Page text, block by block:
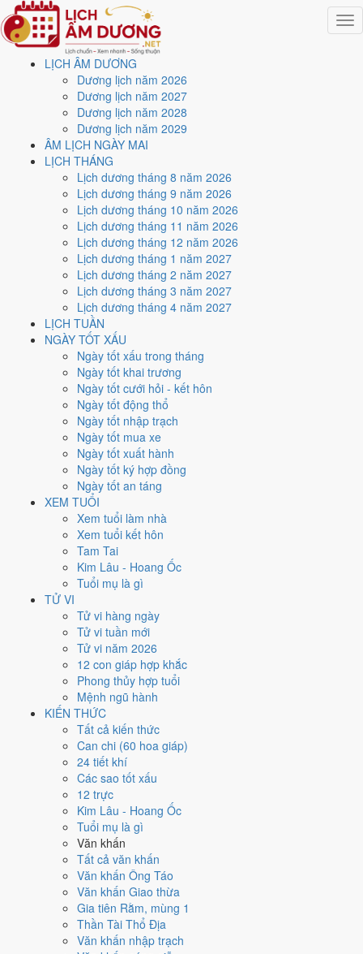
LỊCH ÂM DƯƠNG
Dương lịch năm 2026
Dương lịch năm 2027
Dương lịch năm 2028
Dương lịch năm 2029
ÂM LỊCH NGÀY MAI
LỊCH THÁNG
Lịch dương tháng 8 năm 2026
Lịch dương tháng 9 năm 2026
Lịch dương tháng 10 năm 2026
Lịch dương tháng 11 năm 2026
Lịch dương tháng 12 năm 2026
Lịch dương tháng 1 năm 2027
Lịch dương tháng 2 năm 2027
Lịch dương tháng 3 năm 2027
Lịch dương tháng 4 năm 2027
LỊCH TUẦN
NGÀY TỐT XẤU
Ngày tốt xấu trong tháng
Ngày tốt khai trương
Ngày tốt cưới hỏi - kết hôn
Ngày tốt động thổ
Ngày tốt nhập trạch
Ngày tốt mua xe
Ngày tốt xuất hành
Ngày tốt ký hợp đồng
Ngày tốt an táng
XEM TUỔI
Xem tuổi làm nhà
Xem tuổi kết hôn
Tam Tai
Kim Lâu - Hoang Ốc
Tuổi mụ là gì
TỬ VI
Tử vi hàng ngày
Tử vi tuần mới
Tử vi năm 2026
12 con giáp hợp khắc
Phong thủy hợp tuổi
Mệnh ngũ hành
KIẾN THỨC
Tất cả kiến thức
Can chi (60 hoa giáp)
24 tiết khí
Các sao tốt xấu
12 trực
Kim Lâu - Hoang Ốc
Tuổi mụ là gì
Văn khấn
Tất cả văn khấn
Văn khấn Ông Táo
Văn khấn Giao thừa
Gia tiên Rằm, mùng 1
Thần Tài Thổ Địa
Văn khấn nhập trạch
Trang chủ
Lịch năm 2026
Tháng 8/2026
Ngày 3/8/2026 (Kỷ Dậu)
Xem ngày3/8/2026
lịch - Ngày 21/6 âm lịch (Kỷ
Dậu) tốt hay xấu?
Ngày 3/8/2026 dương lịch (Thứ Hai) là ngày 21/6/2026 âm lịch
Kỷ Dậu - Can sinh Chi, Trực Mãn, Sao Nguy, nạp âm Đại Trạch
Thổ. Tổng hòa, đây làNgày Hung với điểm trung bình
việc quan trọng. Giờ Hoàng Đạo trong ngày:Tý, Dần, Mão, Ngọ, Mùi,
Ngày Dương
Tháng 8 năm 2026
Tháng 6 âm năm 2026
Tiết Đại Thử
Giáp Tý
Bính Ngọ
Ngày Kỷ Dậu có TrựcMãn(ngày đầy đủ, viên mãn nhưng dễ phát sinh
thừa) và gặp Sao Câu Trận hắc đạo
nên đây là Ngày Hung, cần thận trọng với các quyết định lớn
khó đảo ngược.
Sửu, Tỵ, Thìnhợp ngày; tuổi
Ngày 3/8/2026 chỉ đạt4.7/10cho việc trọng đại. Có
để thay thế, xem mục xử lý bên dưới.
Ngày 3/8/2026 tốt hay xấu cho
việc gì?
Ngày 3/8/2026 đạt4.7/10 trung bình cho 7 việc chính: cao nhất là
kho - xuất hàng (8/10), thấp nhất là
Trực Mãn (ngày đầy đủ, viên mãn nhưng dễ phát sinh thừa) và gặp
Sao Câu Trận hắc đạo nên điểm từng việc chênh nhau như bảng dưới.
Cưới hỏi - đính hôn
Xấu
Cưới hỏi - đính hôn hôm nay ở